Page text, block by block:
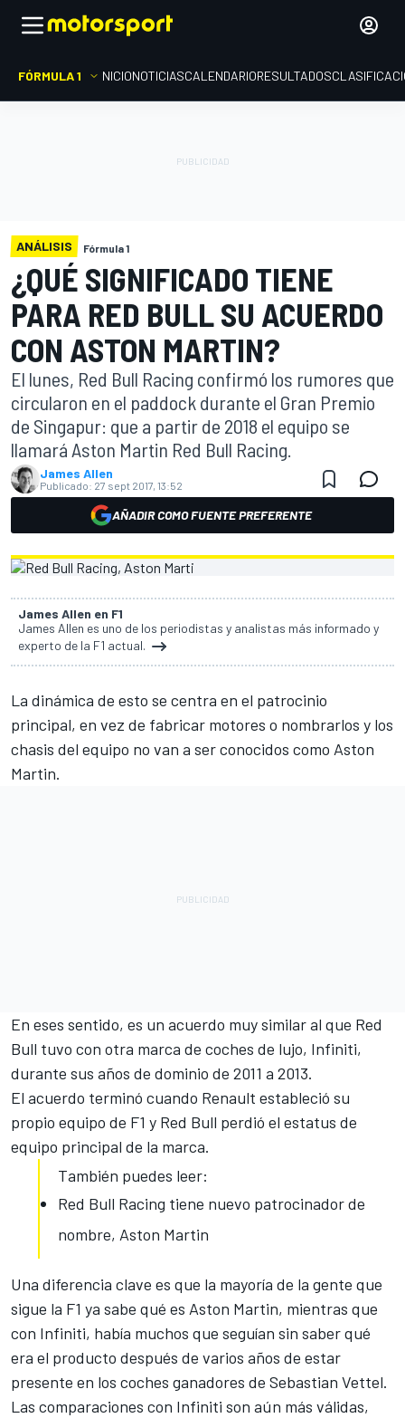
FÓRMULA 1 INICIONOTICIASCALENDARIORESULTADOS
ANÁLISIS Fórmula 1
¿QUÉ SIGNIFICADO TIENE
PARA RED BULL SU ACUERDO
CON ASTON MARTIN?
El lunes, Red Bull Racing confirmó los rumores que
circularon en el paddock durante el Gran Premio
de Singapur: que a partir de 2018 el equipo se
llamará Aston Martin Red Bull Racing.
James Allen
Publicado: 27 sept 2017, 13:52
AÑADIR COMO FUENTE PREFERENTE
James Allen en F1
James Allen es uno de los periodistas y analistas más informado y
experto de la F1 actual.
La dinámica de esto se centra en el patrocinio
principal, en vez de fabricar motores o nombrarlos y los
chasis del equipo no van a ser conocidos como Aston
Martin.
En eses sentido, es un acuerdo muy similar al que Red
Bull tuvo con otra marca de coches de lujo, Infiniti,
durante sus años de dominio de 2011 a 2013.
El acuerdo terminó cuando Renault estableció su
propio equipo de F1 y Red Bull perdió el estatus de
equipo principal de la marca.
También puedes leer:
Red Bull Racing tiene nuevo patrocinador de
nombre, Aston Martin
Una diferencia clave es que la mayoría de la gente que
sigue la F1 ya sabe qué es Aston Martin, mientras que
con Infiniti, había muchos que seguían sin saber qué
era el producto después de varios años de estar
presente en los coches ganadores de Sebastian Vettel.
Las comparaciones con Infiniti son aún más válidas,